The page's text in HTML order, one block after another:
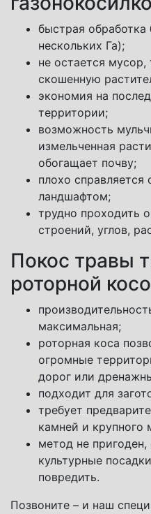
быстрая
нескольких Га);
не остается
скошенную
экономия на
территории;
возможность
измельченная
обогащает почву;
плохо
ландшафтом;
трудно проходить
строений, углов,
Покос травы
роторной
максимальная;
роторная коса
огромные
дорог или
подходит для
требует
камней и крупного
метод не
культурные
повредить.
Позвоните – и наш